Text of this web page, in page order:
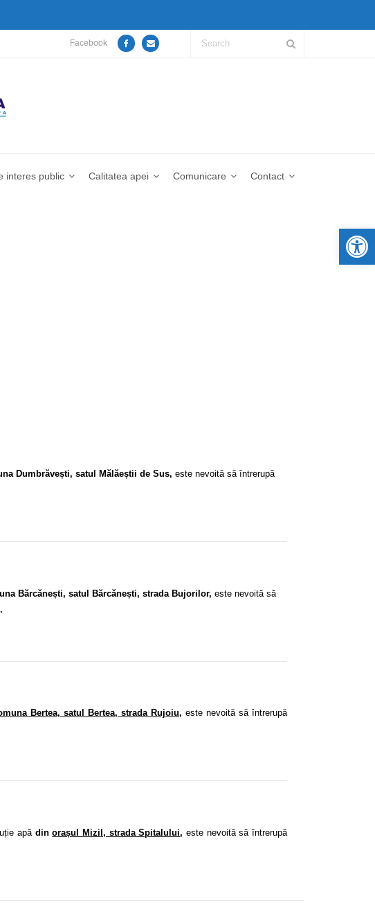
Facebook
interes public Calitatea apei Comunicare Contact
Dumbrăvești, satul Mălăeștii de Sus, este nevoită să întrerupă
Bărcănești, satul Bărcănești, strada Bujorilor, este nevoită să
Bertea, satul Bertea, strada Rujoiu, este nevoită să întrerupă
apă dinorașul Mizil, strada Spitalului,este nevoită să întrerupă